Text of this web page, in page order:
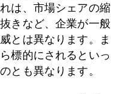
は、市場シェアの縮
きなど、企業が一般
とは異なります。ま
標的にされるといっ
とも異なります。